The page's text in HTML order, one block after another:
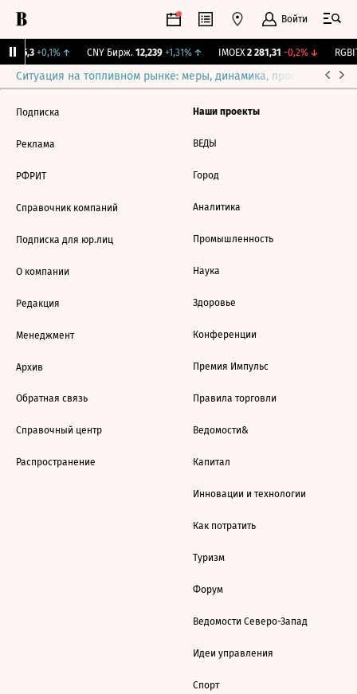
Войти
115,3 +0,1%↑ CNY Бирж. 12,239 +1,31%↑ IMOEX 2 281,31 -0,2%↓
Ситуация на топливном рынке: меры, динамика, прогнозы
Подписка
Реклама
РФРИТ
Справочник компаний
Подписка для юр.лиц
О компании
Редакция
Менеджмент
Архив
Обратная связь
Справочный центр
Распространение
Наши проекты
ВЕДЫ
Город
Аналитика
Промышленность
Наука
Здоровье
Конференции
Премия Импульс
Правила торговли
Ведомости&
Капитал
Инновации и технологии
Как потратить
Туризм
Форум
Ведомости Северо-Запад
Идеи управления
Спорт